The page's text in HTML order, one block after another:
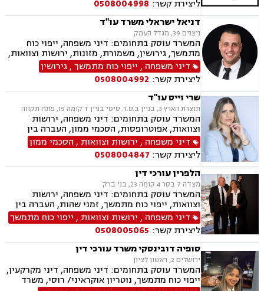
ליצירת קשר: 0508004998
דניאל ישראלי משרד עו"ד
ניצנים 39, מגדל העמק
המשרד עוסק בתחומים: דיני משפחה, ייפוי כוח
מתמשך, גירושין, משמורת, מזונות, ירושות וצוואות,
ידועים בציבור, אפוטרופסות, הסכמי ממון, אבהות,
הורות חד מינית, נישואים אזרחיים, חלוקת רכוש,
תיאום הורי, חטיפת ילדים, זמני שהות, ניכור הורי,
העברנ בין דורית, גישור
דיני משפחה , ייפוי כוח מתמשך,גירושין
ליצירת קשר: 0508004992
שרי וייס עו"ד
תוצרת הארץ 3, בניין ב.ס.ר. סיטי בניין T קומה 19, פתח תקווה
המשרד עוסק בתחומים: דיני משפחה, ירושות
וצוואות, אפוטרופסות, הסכמי ממון, העברה בין
דורית, ייפוי כוח מתמשך
דיני משפחה , ירושות וצוואות , הסכמי ממון
ליצירת קשר: 0508004847
הלפרין עורכי דין
מצדה 7 בסר 4 קומה 23, בני ברק
המשרד עוסק בתחומים: דיני משפחה, ירושות
וצוואות, ייפוי כוח מתמשך, זמני שהות, העברה בין
דורית, חלוקת רכוש, הורות חד מינית, גישור
במשפחה, מיזוגים ורכישות, ליווי עסקי, דיני חוזים,
משפט מסחרי, ניכור הורי, מזונות, הסכמי ממון,
ידועים בציבור, אבהות, חטיפת ילדים, זכיינות,
סכסוך בין בעלי מניות
דיני משפחה , ירושות וצוואות , ייפוי כוח מתמשך
ליצירת קשר: 0508005065
סופיה דובינסקי משרד עורכי דין
ירושלים 2, ראשון לציון
המשרד עוסק בתחומים: דיני משפחה, דיני מקרקעין,
ייפוי כוח מתמשך, נוטריון אוקראיני/ רוסי, משרד